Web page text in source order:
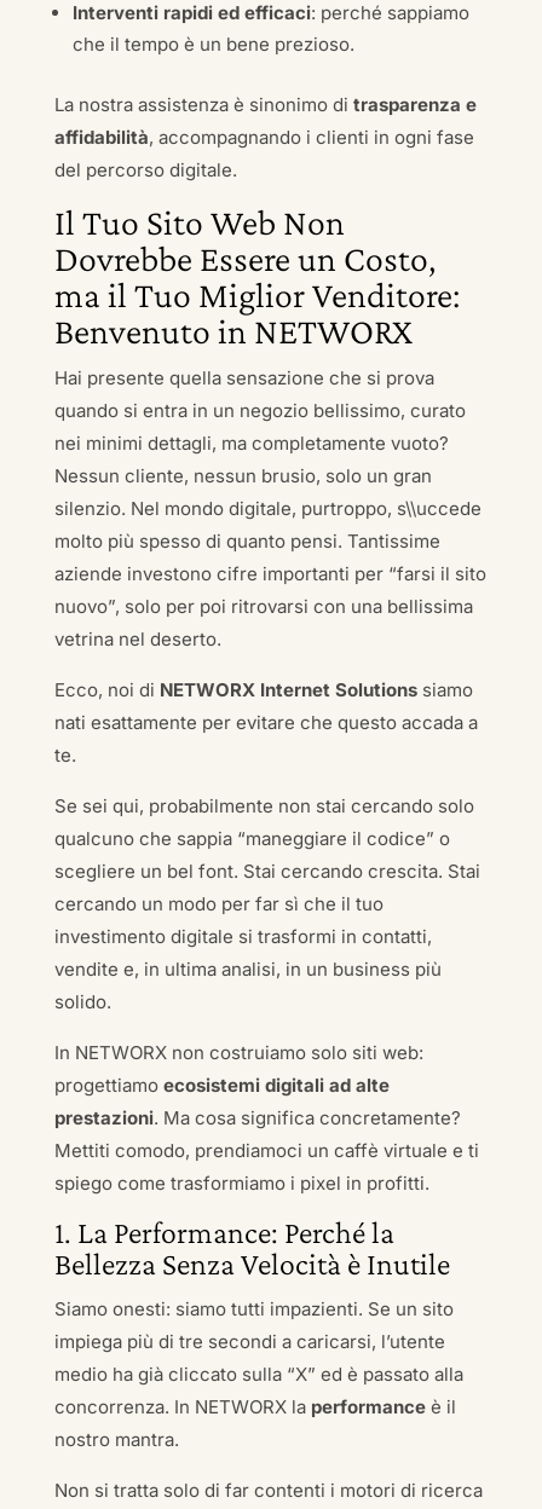
Interventi rapidi ed efficaci: perché sappiamo
che il tempo è un bene prezioso.
La nostra assistenza è sinonimo di trasparenza e
affidabilità, accompagnando i clienti in ogni fase
del percorso digitale.
Il Tuo Sito Web Non
Dovrebbe Essere un Costo,
ma il Tuo Miglior Venditore:
Benvenuto in NETWORX
Hai presente quella sensazione che si prova
quando si entra in un negozio bellissimo, curato
nei minimi dettagli, ma completamente vuoto?
Nessun cliente, nessun brusio, solo un gran
silenzio. Nel mondo digitale, purtroppo, s\\uccede
molto più spesso di quanto pensi. Tantissime
aziende investono cifre importanti per “farsi il sito
nuovo”, solo per poi ritrovarsi con una bellissima
vetrina nel deserto.
Ecco, noi di NETWORX Internet Solutionssiamo
nati esattamente per evitare che questo accada a
te.
Se sei qui, probabilmente non stai cercando solo
qualcuno che sappia “maneggiare il codice” o
scegliere un bel font. Stai cercando crescita. Stai
cercando un modo per far sì che il tuo
investimento digitale si trasformi in contatti,
vendite e, in ultima analisi, in un business più
solido.
In NETWORX non costruiamo solo siti web:
progettiamo ecosistemi digitali ad alte
prestazioni. Ma cosa significa concretamente?
Mettiti comodo, prendiamoci un caffè virtuale e ti
spiego come trasformiamo i pixel in profitti.
1. La Performance: Perché la
Bellezza Senza Velocità è Inutile
Siamo onesti: siamo tutti impazienti. Se un sito
impiega più di tre secondi a caricarsi, l’utente
medio ha già cliccato sulla “X” ed è passato alla
concorrenza. In NETWORX la performanceè il
nostro mantra.
Non si tratta solo di far contenti i motori di ricerca